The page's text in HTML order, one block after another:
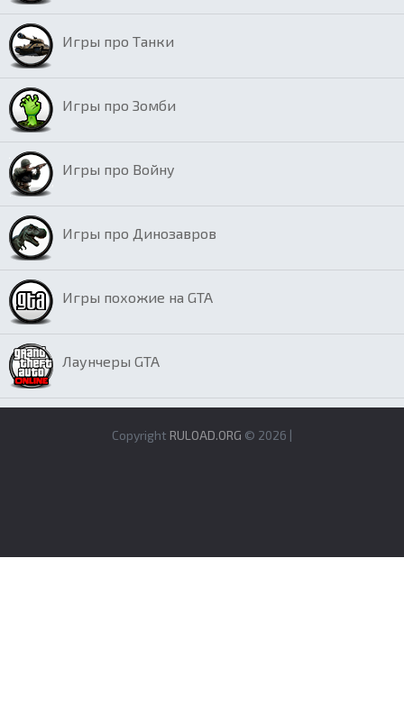
Игры про Танки
Игры про Зомби
Игры про Войну
Игры про Динозавров
Игры похожие на GTA
Лаунчеры GTA
Copyright RULOAD.ORG © 2026 |